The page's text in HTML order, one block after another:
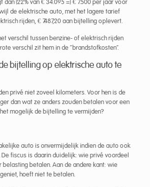
(22% van € 34.095 =) € 7.500 per jaar voor
de elektrische auto, met het lagere tarief
rijden, € 7.487,20 aan bijtelling oplevert.
verschil tussen benzine- of elektrisch rijden
verschil zit hem in de “brandstofkosten”.
bijtelling op elektrische auto te
privé niet zoveel kilometers. Voor hen is de
dan wat ze anders zouden betalen voor een
mogelijk de bijtelling te vermijden?
auto is onvermijdelijk indien de auto ook
fiscus is daarin duidelijk: wie privé voordeel
belasting betalen. Aan de andere kant: wie
hoeft niet te betalen.